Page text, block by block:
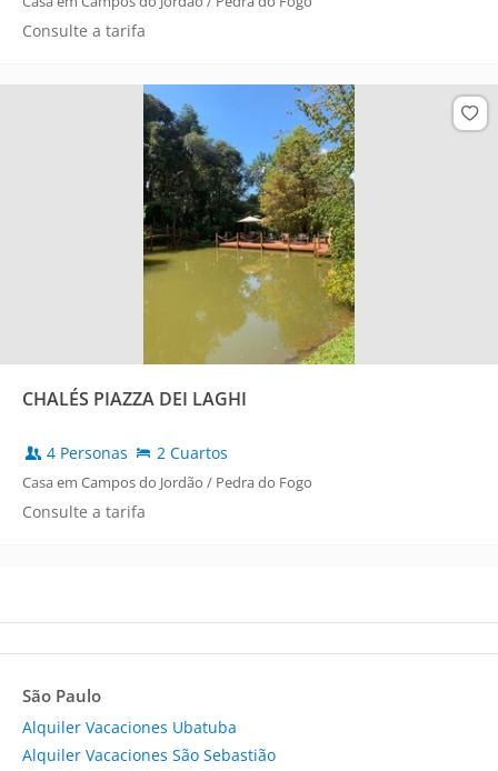
Consulte a tarifa
CHALÉS PIAZZA DEI LAGHI
4 Personas 2 Cuartos
Casa em Campos do Jordão / Pedra do Fogo
Consulte a tarifa
São Paulo
Alquiler Vacaciones Ubatuba
Alquiler Vacaciones São Sebastião